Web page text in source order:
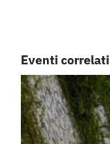
Eventi correlati